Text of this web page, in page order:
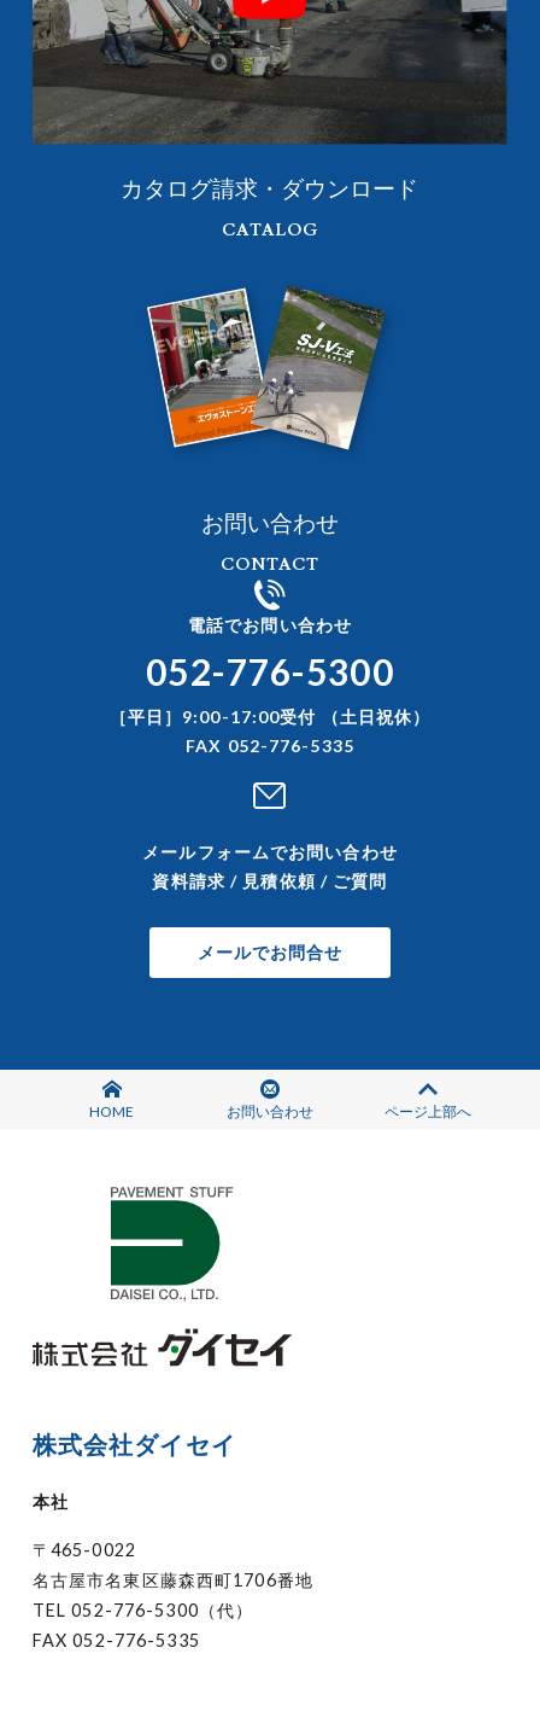
カタログ請求・ダウンロード
CATALOG
お問い合わせ
CONTACT
電話でお問い合わせ
052-776-5300
［平日］9:00-17:00受付 （土日祝休）
FAX 052-776-5335
メールフォームでお問い合わせ
資料請求 / 見積依頼 / ご質問
メールでお問合せ
HOME お問い合わせ ページ上部へ
株式会社ダイセイ
本社
〒465-0022
名古屋市名東区藤森西町1706番地
TEL052-776-5300（代）
FAX 052-776-5335